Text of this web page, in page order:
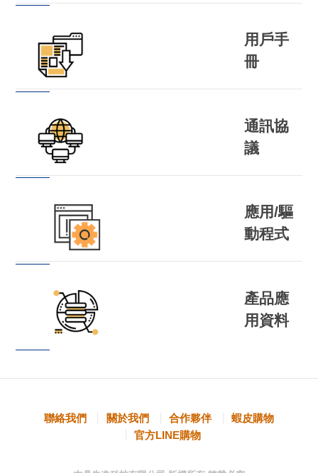
用戶手
冊
通訊協
議
應用/驅
動程式
產品應
用資料
聯絡我們 關於我們 合作夥伴
蝦皮購物
官方LINE購物